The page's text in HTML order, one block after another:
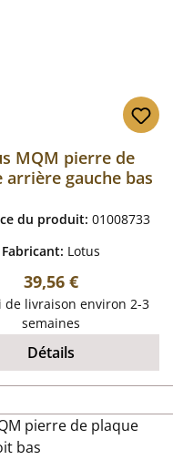
MQM pierre de
arrière gauche bas
du produit:01008733
Fabricant: Lotus
Prix régulier :
39,56 €
de livraison environ 2-3
semaines
Détails